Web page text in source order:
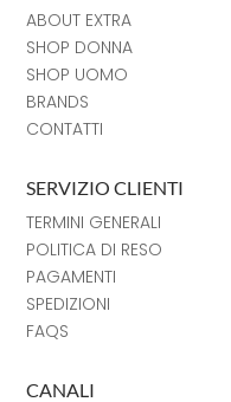
ABOUT EXTRA
SHOP DONNA
SHOP UOMO
BRANDS
CONTATTI
SERVIZIO CLIENTI
TERMINI GENERALI
POLITICA DI RESO
PAGAMENTI
SPEDIZIONI
FAQS
CANALI